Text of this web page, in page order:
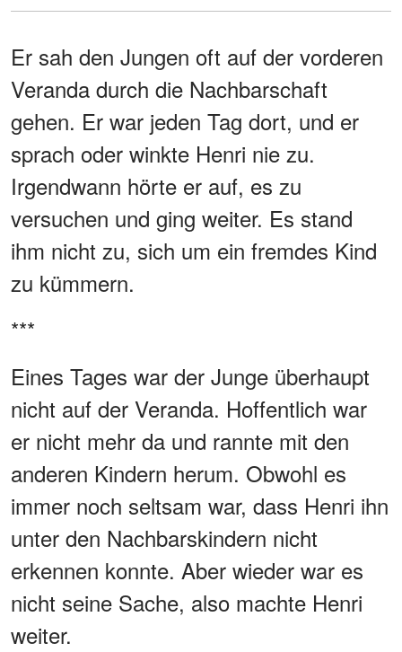
Er sah den Jungen oft auf der vorderen
Veranda durch die Nachbarschaft
gehen. Er war jeden Tag dort, und er
sprach oder winkte Henri nie zu.
Irgendwann hörte er auf, es zu
versuchen und ging weiter. Es stand
ihm nicht zu, sich um ein fremdes Kind
zu kümmern.
***
Eines Tages war der Junge überhaupt
nicht auf der Veranda. Hoffentlich war
er nicht mehr da und rannte mit den
anderen Kindern herum. Obwohl es
immer noch seltsam war, dass Henri ihn
unter den Nachbarskindern nicht
erkennen konnte. Aber wieder war es
nicht seine Sache, also machte Henri
weiter.